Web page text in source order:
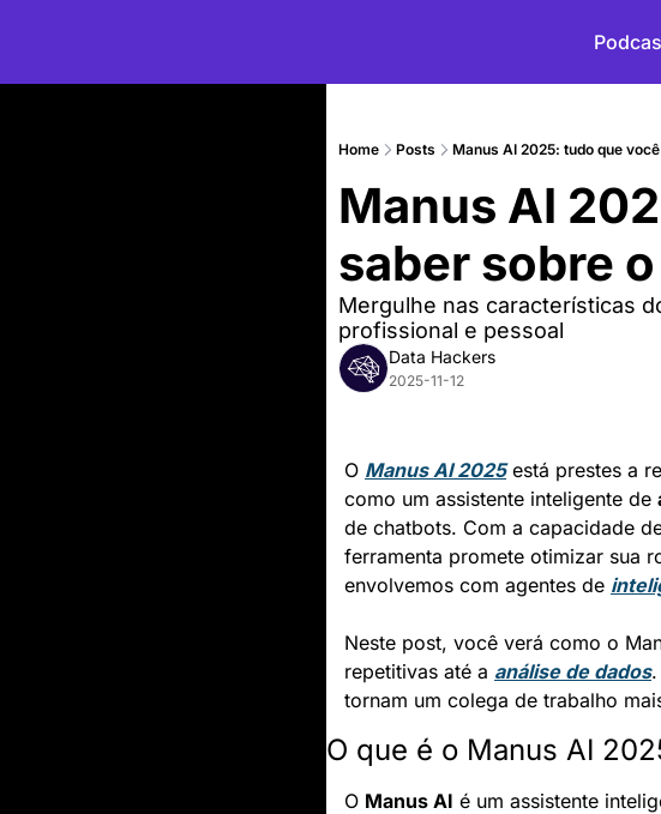
Home Posts Manus AI 2025: tudo que
Manus AI
saber sobre
Mergulhe nas características
profissional e pessoal
Data Hackers
2025-11-12
O Manus AI 2025 está prestes a
como um assistente inteligente de
de chatbots. Com a capacidade
ferramenta promete otimizar sua
envolvemos com agentes de
Neste post, você verá como o
repetitivas até a análise de dados.
tornam um colega de trabalho
O que é o Manus AI
O Manus AI é um assistente